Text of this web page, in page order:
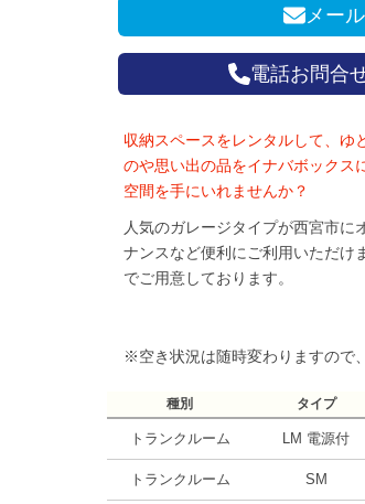
メー
電話お問合
収納スペースをレンタルして、ゆ
のや思い出の品をイナバボックス
空間を手にいれませんか？
人気のガレージタイプが西宮市に
ナンスなど便利にご利用いただけ
でご用意しております。
※空き状況は随時変わりますので
種別 タイプ
トランクルーム LM 電源付
トランクルーム SM